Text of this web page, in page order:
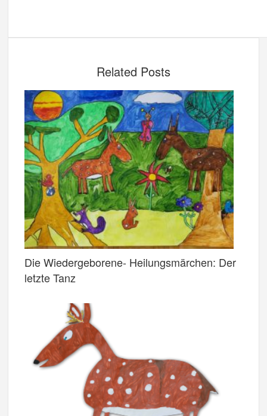
Related Posts
Die Wiedergeborene- Heilungsmärchen: Der
letzte Tanz